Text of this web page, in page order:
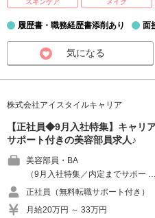
スキンケア メイク
履歴書・職務経歴書添削あり 面
気になる
株式会社アイスタイルキャリア
【正社員◆9月入社特集】キャリ
サポート付きの美容部員求人♪
美容部員・BA
（9月入社特集／内定までサポー …
正社員（無料転職サポート付き）
月給20万円 ～ 33万円